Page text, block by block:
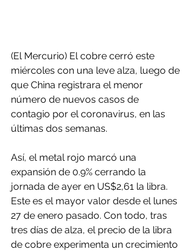
(El Mercurio) El cobre cerró este
miércoles con una leve alza, luego de
que China registrara el menor
número de nuevos casos de
contagio por el coronavirus, en las
últimas dos semanas.
Así, el metal rojo marcó una
expansión de 0.9% cerrando la
jornada de ayer en US$2,61 la libra.
Este es el mayor valor desde el lunes
27 de enero pasado. Con todo, tras
tres días de alza, el precio de la libra
de cobre experimenta un crecimiento